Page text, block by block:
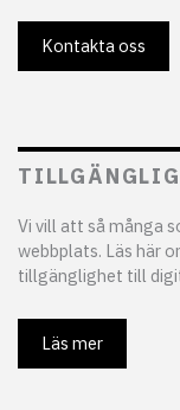
Kontakta oss
Vi vill att så många
webbplats. Läs här
tillgänglighet till
Läs mer